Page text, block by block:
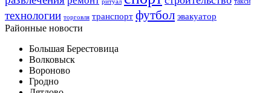
ритуал
технологии торговля транспорт футбол эвакуатор
Районные новости
Большая Берестовица
Волковыск
Вороново
Гродно